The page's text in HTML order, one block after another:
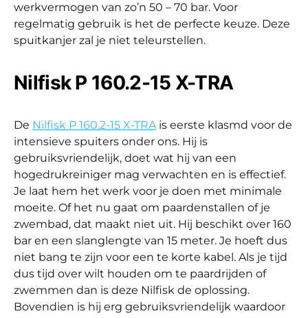
werkvermogen van zo’n 50 – 70 bar. Voor
regelmatig gebruik is het de perfecte keuze. Deze
spuitkanjer zal je niet teleurstellen.
Nilfisk P 160.2-15 X-TRA
De Nilfisk P 160.2-15 X-TRAis eerste klasmd voor de
intensieve spuiters onder ons. Hij is
gebruiksvriendelijk, doet wat hij van een
hogedrukreiniger mag verwachten en is effectief.
Je laat hem het werk voor je doen met minimale
moeite. Of het nu gaat om paardenstallen of je
zwembad, dat maakt niet uit. Hij beschikt over 160
bar en een slanglengte van 15 meter. Je hoeft dus
niet bang te zijn voor een te korte kabel. Als je tijd
dus tijd over wilt houden om te paardrijden of
zwemmen dan is deze Nilfisk de oplossing.
Bovendien is hij erg gebruiksvriendelijk waardoor